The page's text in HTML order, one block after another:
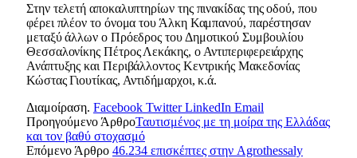
Στην τελετή αποκαλυπτηρίων της πινακίδας της οδού, που
φέρει πλέον το όνομα του Άλκη Καμπανού, παρέστησαν
μεταξύ άλλων ο Πρόεδρος του Δημοτικού Συμβουλίου
Θεσσαλονίκης Πέτρος Λεκάκης, ο Αντιπεριφερειάρχης
Ανάπτυξης και Περιβάλλοντος Κεντρικής Μακεδονίας
Κώστας Γιουτίκας, Αντιδήμαρχοι, κ.ά.
Διαμοίραση. Facebook Twitter LinkedIn Email
Προηγούμενο ΆρθροΤαυτισμένος με τη μοίρα της Ελλάδας
και τον βαθύ στοχασμό
Επόμενο Άρθρο 46.234 επισκέπτες στην Agrothessaly